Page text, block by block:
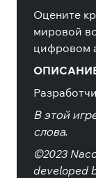
Оцените
мировой
цифровом
В этой
слова.
©2023
developed